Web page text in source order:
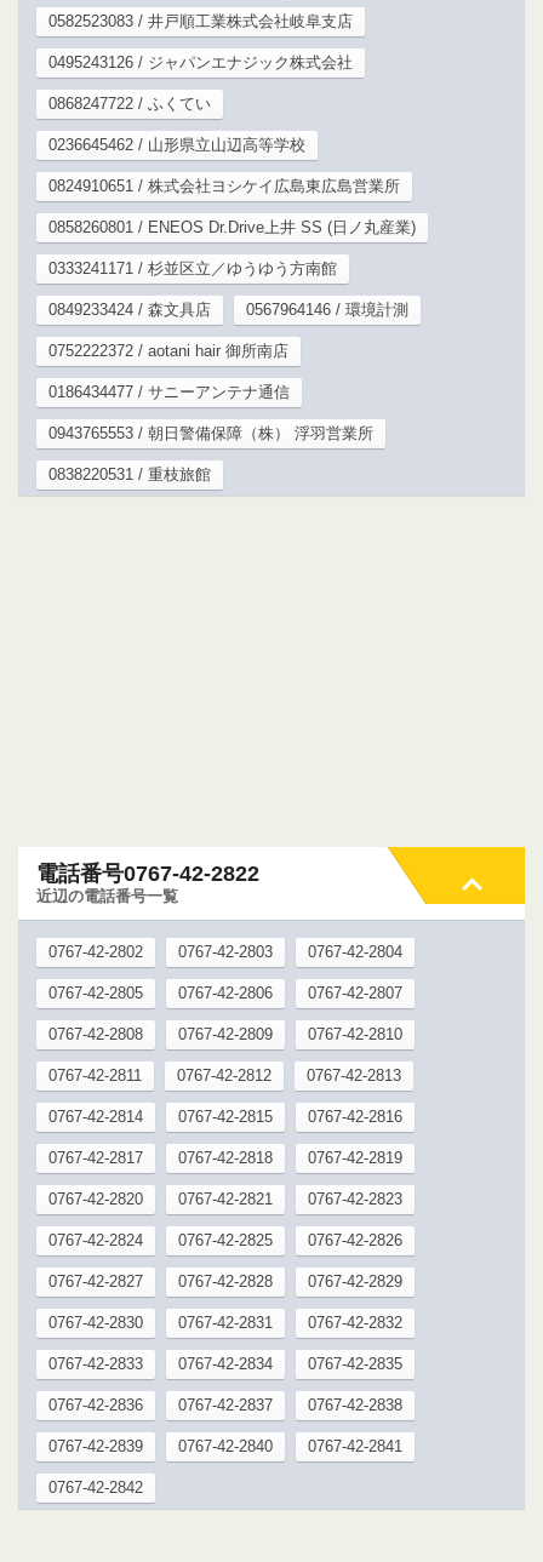
0582523083 / 井戸順工業株式会社岐阜支店
0495243126 / ジャパンエナジック株式会社
0868247722 / ふくてい
0236645462 / 山形県立山辺高等学校
0824910651 / 株式会社ヨシケイ広島東広島営業所
0858260801 / ENEOS Dr.Drive上井 SS (日ノ丸産業)
0333241171 / 杉並区立／ゆうゆう方南館
0849233424 / 森文具店 0567964146 / 環境計測
0752222372 / aotani hair 御所南店
0186434477 / サニーアンテナ通信
0943765553 / 朝日警備保障（株） 浮羽営業所
0838220531 / 重枝旅館
電話番号0767-42-2822
近辺の電話番号一覧
0767-42-2802 0767-42-2803 0767-42-2804
0767-42-2805 0767-42-2806 0767-42-2807
0767-42-2808 0767-42-2809 0767-42-2810
0767-42-2811 0767-42-2812 0767-42-2813
0767-42-2814 0767-42-2815 0767-42-2816
0767-42-2817 0767-42-2818 0767-42-2819
0767-42-2820 0767-42-2821 0767-42-2823
0767-42-2824 0767-42-2825 0767-42-2826
0767-42-2827 0767-42-2828 0767-42-2829
0767-42-2830 0767-42-2831 0767-42-2832
0767-42-2833 0767-42-2834 0767-42-2835
0767-42-2836 0767-42-2837 0767-42-2838
0767-42-2839 0767-42-2840 0767-42-2841
0767-42-2842